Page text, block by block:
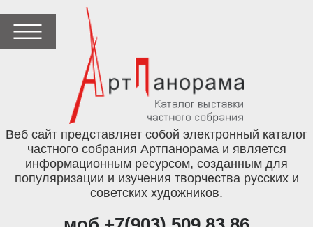
Веб сайт представляет собой электронный каталог
частного собрания Артпанорама и является
информационным ресурсом, созданным для
популяризации и изучения творчества русских и
советских художников.